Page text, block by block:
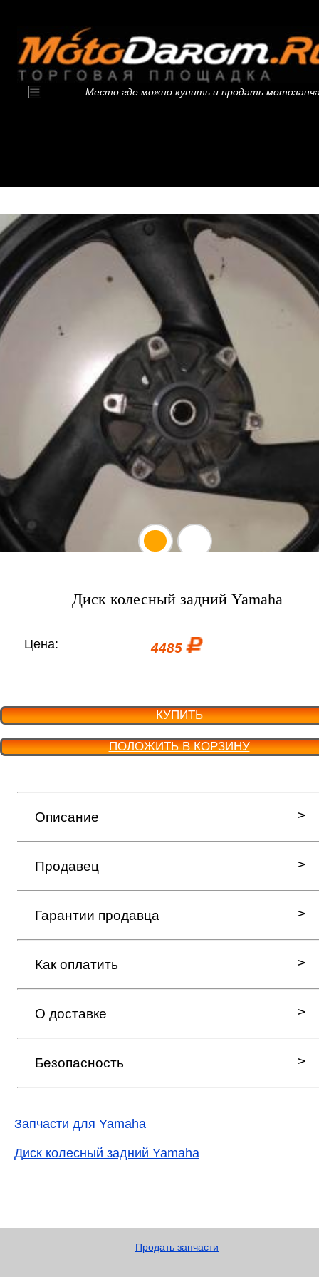
Место где можно купить и продать
Диск колесный задний Yamaha
Цена: 4485
КУПИТЬ
ПОЛОЖИТЬ В КОРЗИНУ
Описание
Продавец
Гарантии продавца
Как оплатить
О доставке
Безопасность
Запчасти для Yamaha
Диск колесный задний Yamaha
Продать запчасти